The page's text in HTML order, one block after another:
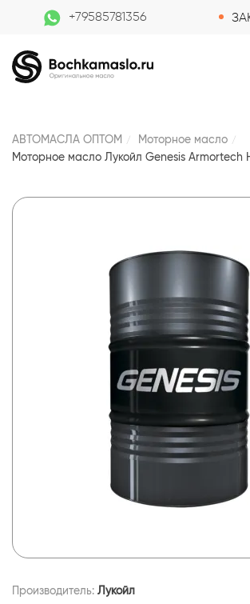
+79585781356
АВТОМАСЛА ОПТОМ
Моторное масло
Моторное масло Лукойл Genesis Armortech
Производитель: Лукойл